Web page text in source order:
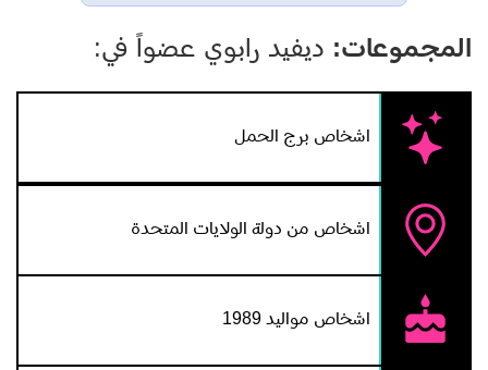
المجموعات: ديفيد رابوي عضواً في:
اشخاص برج الحمل
اشخاص من دولة الولايات المتحدة
اشخاص مواليد 1989